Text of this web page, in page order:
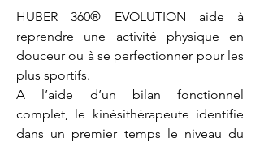
HUBER 360® EVOLUTION aide à
reprendre une activité physique en
douceur ou à se perfectionner pour les
plus sportifs.
A l’aide d’un bilan fonctionnel
complet, le kinésithérapeute identifie
dans un premier temps le niveau du